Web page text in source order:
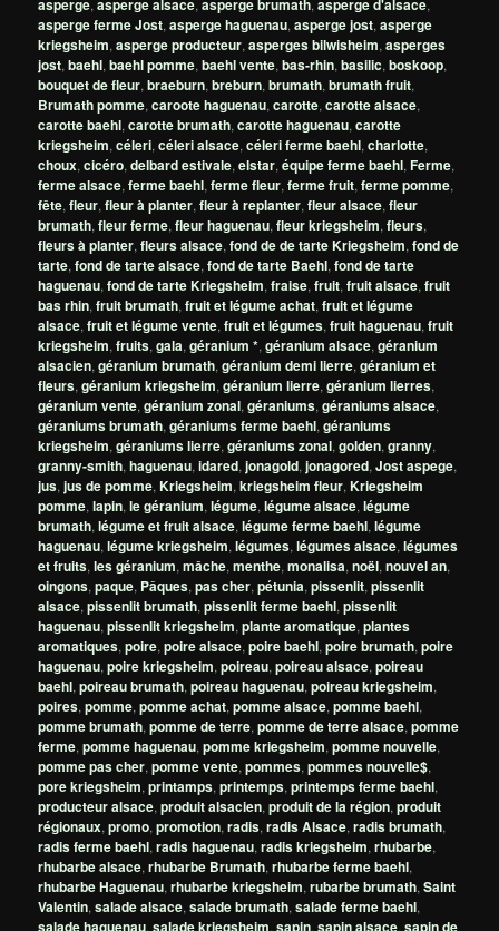
asperge,asperge alsace,asperge brumath,asperge d'alsace,
asperge ferme Jost,asperge haguenau,asperge jost,asperge
kriegsheim,asperge producteur,asperges bilwisheim,asperges
jost,baehl,baehl pomme,baehl vente,bas-rhin,basilic,boskoop,
bouquet de fleur,braeburn,breburn,brumath,brumath fruit,
Brumath pomme,caroote haguenau,carotte,carotte alsace,
carotte baehl,carotte brumath,carotte haguenau,carotte
kriegsheim,céleri,céleri alsace,céleri ferme baehl,charlotte,
choux,cicéro,delbard estivale,elstar,équipe ferme baehl,Ferme,
ferme alsace,ferme baehl,ferme fleur,ferme fruit,ferme pomme,
fête,fleur,fleur à planter,fleur à replanter,fleur alsace,fleur
brumath,fleur ferme,fleur haguenau,fleur kriegsheim,fleurs,
fleurs à planter,fleurs alsace,fond de de tarte Kriegsheim,fond de
tarte,fond de tarte alsace,fond de tarte Baehl,fond de tarte
haguenau,fond de tarte Kriegsheim,fraise,fruit,fruit alsace,fruit
bas rhin,fruit brumath,fruit et légume achat,fruit et légume
alsace,fruit et légume vente,fruit et légumes,fruit haguenau,fruit
kriegsheim,fruits,gala,géranium *,géranium alsace,géranium
alsacien,géranium brumath,géranium demi lierre,géranium et
fleurs,géranium kriegsheim,géranium lierre,géranium lierres,
géranium vente,géranium zonal,géraniums,géraniums alsace,
géraniums brumath,géraniums ferme baehl,géraniums
kriegsheim,géraniums lierre,géraniums zonal,golden,granny,
granny-smith,haguenau,idared,jonagold,jonagored,Jost aspege,
jus,jus de pomme,Kriegsheim,kriegsheim fleur,Kriegsheim
pomme,lapin,le géranium,légume,légume alsace,légume
brumath,légume et fruit alsace,légume ferme baehl,légume
haguenau,légume kriegsheim,légumes,légumes alsace,légumes
et fruits,les géranium,mâche,menthe,monalisa,noël,nouvel an,
oingons,paque, Pâques,pas cher,pétunia,pissenlit,pissenlit
alsace,pissenlit brumath,pissenlit ferme baehl,pissenlit
haguenau,pissenlit kriegsheim,plante aromatique,plantes
aromatiques,poire,poire alsace,poire baehl,poire brumath,poire
haguenau,poire kriegsheim,poireau,poireau alsace,poireau
baehl,poireau brumath,poireau haguenau,poireau kriegsheim,
poires,pomme,pomme achat,pomme alsace,pomme baehl,
pomme brumath,pomme de terre,pomme de terre alsace,pomme
ferme,pomme haguenau,pomme kriegsheim,pomme nouvelle,
pomme pas cher,pomme vente,pommes,pommes nouvelle$,
pore kriegsheim,printamps,printemps,printemps ferme baehl,
producteur alsace,produit alsacien,produit de la région,produit
régionaux,promo,promotion,radis,radis Alsace,radis brumath,
radis ferme baehl,radis haguenau,radis kriegsheim,rhubarbe,
rhubarbe alsace,rhubarbe Brumath,rhubarbe ferme baehl,
rhubarbe Haguenau,rhubarbe kriegsheim,rubarbe brumath,Saint
Valentin,salade alsace,salade brumath,salade ferme baehl,
salade haguenau,salade kriegsheim,sapin,sapin alsace,sapin de